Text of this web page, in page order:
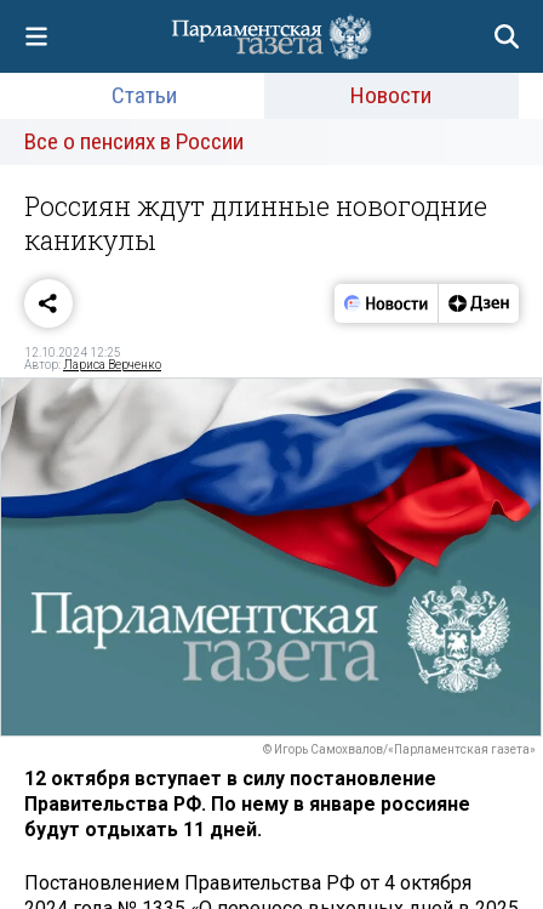
Статьи
Новости
Все о пенсиях в России
Россиян ждут длинные новогодние
каникулы
12.10.2024 12:25
Автор: Лариса Верченко
© Игорь Самохвалов/«Парламентская газета»
12 октября вступает в силу постановление
Правительства РФ. По нему в январе россияне
будут отдыхать 11 дней.
Постановлением Правительства РФ от 4 октября